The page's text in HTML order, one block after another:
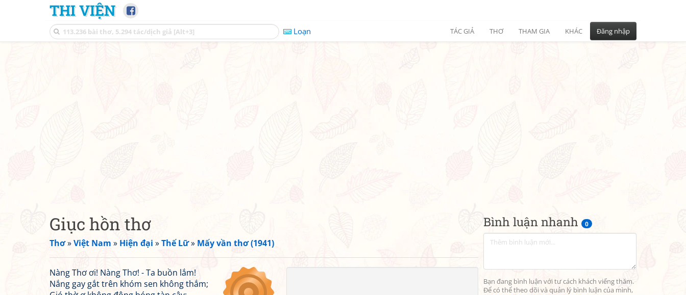
THI VIỆN
Loạn TÁC GIẢ THƠ THAM GIA KHÁC Đăng nhập
Bình luận nhanh 0
Bạn đang bình luận với tư cách khách viếng thăm.
Để có thể theo dõi và quản lý bình luận của mình,
Giục hồn thơ
Thơ»Việt Nam » Hiện đại »Thế Lữ» Mấy vần thơ (1941)
Nàng Thơ ơi! Nàng Thơ! - Ta buồn lắm!
Nắng gay gắt trên khóm sen không thắm;